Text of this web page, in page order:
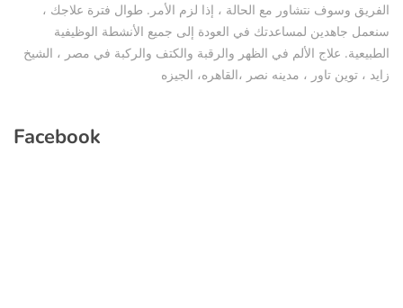
الفريق وسوف نتشاور مع الحالة ، إذا لزم الأمر. طوال فترة علاجك ،
سنعمل جاهدين لمساعدتك في العودة إلى جميع الأنشطة الوظيفية
الطبيعية. علاج الألم في الظهر والرقبة والكتف والركبة في مصر ، الشيخ
زايد ، توين تاور ، مدينه نصر ،القاهره، الجيزه
Facebook